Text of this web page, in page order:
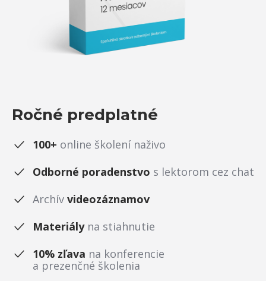
Ročné predplatné
100+ online školení naživo
Odborné poradenstvo s lektorom cez chat
Archív videozáznamov
Materiályna stiahnutie
10% zľava na konferencie
a prezenčné školenia